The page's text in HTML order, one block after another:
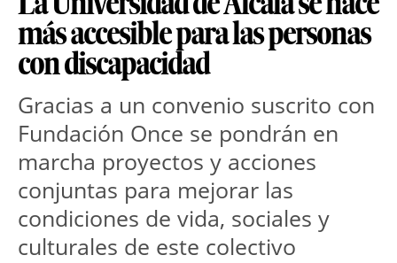
más accesible para las personas
con discapacidad
Gracias a un convenio suscrito con
Fundación Once se pondrán en
marcha proyectos y acciones
conjuntas para mejorar las
condiciones de vida, sociales y
culturales de este colectivo